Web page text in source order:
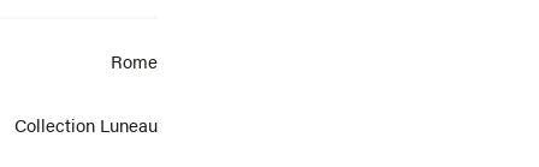
Rome
Collection Luneau